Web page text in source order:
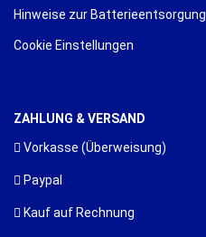
Hinweise zur Batterieentsorgung
Cookie Einstellungen
ZAHLUNG & VERSAND
Vorkasse (Überweisung)
Paypal
Kauf auf Rechnung